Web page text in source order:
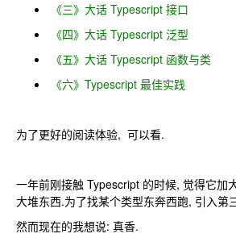
《三》大话 Typescript 接口
《四》大话 Typescript 泛型
《五》大话 Typescript 函数与类
《六》Typescript 最佳实践
为了更好的阅读体验, 可以看.
一年前刚接触 Typescript 的时候, 觉得它加
大堆东西.为了找某个类型东奔西跑, 引入第
然而现在的我想说: 真香.